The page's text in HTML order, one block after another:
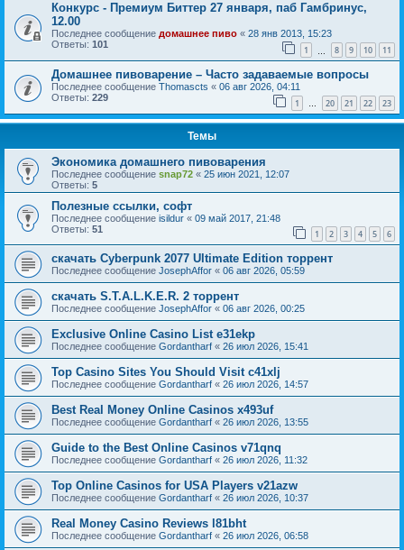
Конкурс - Премиум Биттер 27 января, паб Гамбринус,
12.00
Последнее сообщение домашнее пиво « 28 янв 2013, 15:23
Ответы: 101 1 8 9 10 11
Домашнее пивоварение – Часто задаваемые вопросы
Последнее сообщение Thomascts « 06 авг 2026, 04:11
Ответы: 229 1 … 20 21 22 23
Темы
Экономика домашнего пивоварения
Последнее сообщение snap72 « 25 июн 2021, 12:07
Ответы: 5
Полезные ссылки, софт
Последнее сообщение isildur « 09 май 2017, 21:48
Ответы: 51 1 2 3 4 5 6
скачать Cyberpunk 2077 Ultimate Edition торрент
Последнее сообщение JosephAffor « 06 авг 2026, 05:59
скачать S.T.A.L.K.E.R. 2 торрент
Последнее сообщение JosephAffor « 06 авг 2026, 00:25
Exclusive Online Casino List e31ekp
Последнее сообщение Gordantharf « 26 июл 2026, 15:41
Top Casino Sites You Should Visit c41xlj
Последнее сообщение Gordantharf « 26 июл 2026, 14:57
Best Real Money Online Casinos x493uf
Последнее сообщение Gordantharf « 26 июл 2026, 13:55
Guide to the Best Online Casinos v71qnq
Последнее сообщение Gordantharf « 26 июл 2026, 11:32
Top Online Casinos for USA Players v21azw
Последнее сообщение Gordantharf « 26 июл 2026, 10:37
Real Money Casino Reviews l81bht
Последнее сообщение Gordantharf « 26 июл 2026, 06:58